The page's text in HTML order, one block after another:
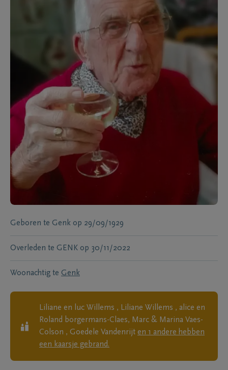
Geboren te Genk op 29/09/1929
Overleden te GENK op 30/11/2022
Woonachtig te Genk
Liliane en luc Willems , Liliane Willems , alice en
Roland borgermans-Claes, Marc & Marina Vaes-
Colson , Goedele Vandenrijt en 1 andere hebben
een kaarsje gebrand.